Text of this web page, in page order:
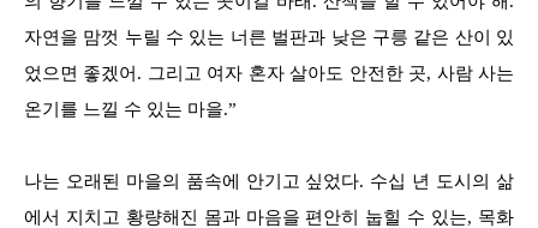
자연을 맘껏 누릴 수 있는 너른 벌판과 낮은 구릉 같은 산이 있
었으면 좋겠어. 그리고 여자 혼자 살아도 안전한 곳, 사람 사는
온기를 느낄 수 있는 마을.”
나는 오래된 마을의 품속에 안기고 싶었다. 수십 년 도시의 삶
에서 지치고 황량해진 몸과 마음을 편안히 눕힐 수 있는, 목화